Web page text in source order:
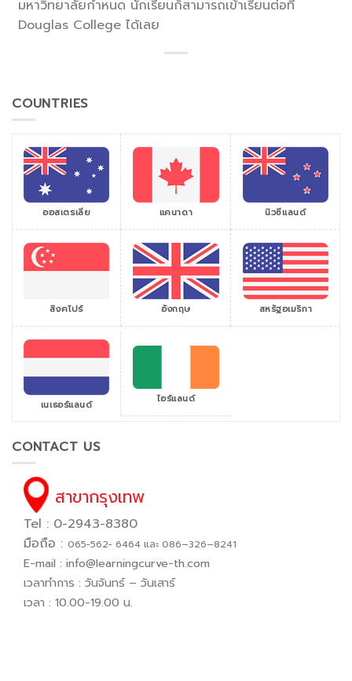
มหาวิทยาลัยกำหนด นักเรียนก็สามารถเข้าเรียนต่อที่
Douglas College ได้เลย
COUNTRIES
ออสเตรเลีย แคนาดา นิวซีแลนด์
สิงคโปร์ อังกฤษ สหรัฐอเมริกา
เนเธอร์แลนด์ ไอร์แลนด์
CONTACT US
สาขากรุงเทพ
Tel : 0-2943-8380
มือถือ : 065−562− 6464 และ 086–326–8241
E-mail : info@learningcurve-th.com
เวลาทำการ : วันจันทร์ – วันเสาร์
เวลา : 10.00-19.00 น.